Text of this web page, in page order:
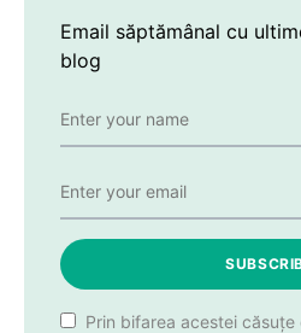
Email săptămânal cu
blog
Prin bifarea acestei